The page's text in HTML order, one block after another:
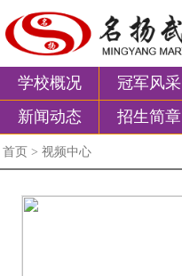
学校概况 冠军风采
新闻动态
招生简章
首页 > 视频中心